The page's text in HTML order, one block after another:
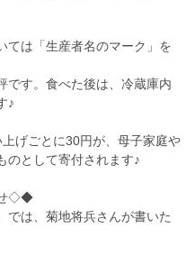
ては「生産者名のマーク」を
です。食べた後は、冷蔵庫内
♪
げごとに30円が、母子家庭や
のとして寄付されます♪
せ◇◆
では、菊地将兵さんが書いた